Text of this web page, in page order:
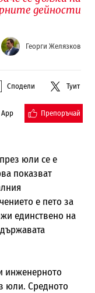
дейности
Георги Желязков
Сподели Туит
Препоръчай
юли се е
показват
е пето за
единствено на
инженерното
юли. Средното